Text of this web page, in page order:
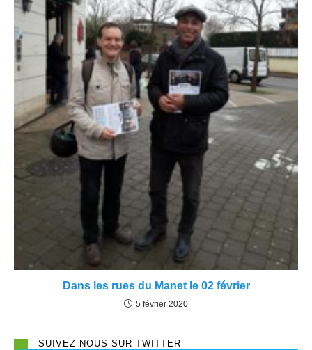
Dans les rues du Manet le 02 février
5 février 2020
SUIVEZ-NOUS SUR TWITTER